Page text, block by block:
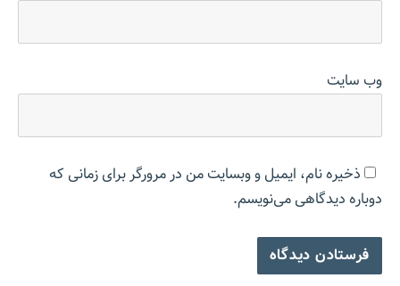
وب‌ سایت
ذخیره نام، ایمیل و وبسایت من در مرورگر برای زمانی که
دوباره دیدگاهی می‌نویسم.